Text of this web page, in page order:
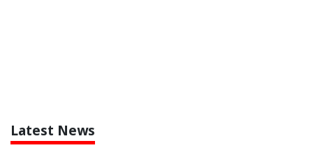
Latest News